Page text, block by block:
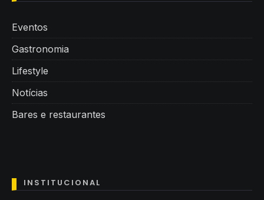
Eventos
Gastronomia
Lifestyle
Notícias
Bares e restaurantes
INSTITUCIONAL